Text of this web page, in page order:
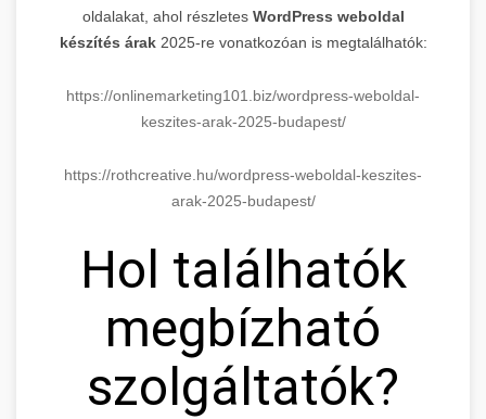
oldalakat, ahol részletes WordPress weboldal
készítés árak2025-re vonatkozóan is megtalálhatók:
https://onlinemarketing101.biz/wordpress-weboldal-
keszites-arak-2025-budapest/
https://rothcreative.hu/wordpress-weboldal-keszites-
arak-2025-budapest/
Hol találhatók
megbízható
szolgáltatók?